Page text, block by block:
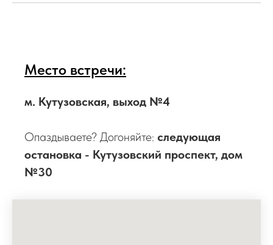
Место встречи:
м. Кутузовская, выход №4
Опаздываете? Догоняйте: следующая
остановка - Кутузовский проспект, дом
№30